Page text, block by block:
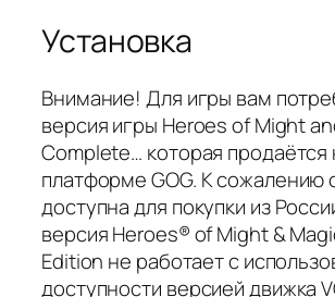
Установка
Внимание! Для игры вам
версия игры Heroes of Might
Complete… которая продаётся
платформе GOG. К сожалению
доступна для покупки из
версия Heroes® of Might &
Edition не работает с
доступности версией движка